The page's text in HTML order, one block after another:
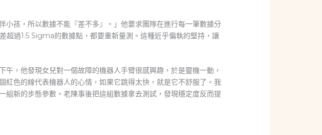
孩，所以數據不能『差不多』。」他要求團隊在進行每一筆數據分
過1.5 Sigma的數據點，都要重新量測。這種近乎偏執的堅持，讓
，他發現女兒對一個故障的機器人手臂很感興趣，於是靈機一動，
色的線代表機器人的心情，如果它跳得太快，就是它不舒服了。我
新的步態參數。老陳事後把這組數據拿去測試，發現穩定度反而提